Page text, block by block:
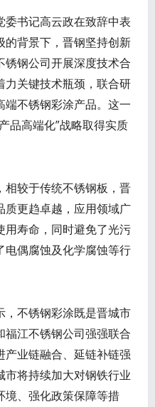
书记高云政在致辞中表
的背景下，晋钢坚持创新
钢公司开展深度技术合
力关键技术瓶颈，联合研
不锈钢彩涂产品。这一
品高端化”战略取得实质
较于传统不锈钢板，晋
质更趋卓越，应用领域广
用寿命，同时避免了光污
电偶腐蚀及化学腐蚀等行
不锈钢彩涂既是晋城市
江不锈钢公司强强联合
产业链融合、延链补链强
将持续加大对钢铁行业
境、强化政策保障等措